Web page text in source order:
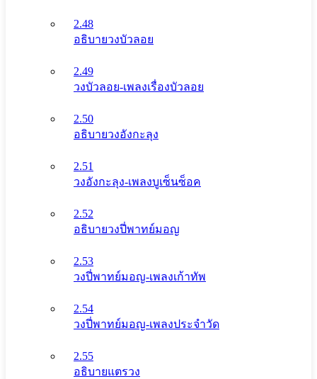
2.48
อธิบายวงบัวลอย
2.49
วงบัวลอย-เพลงเรื่องบัวลอย
2.50
อธิบายวงอังกะลุง
2.51
วงอังกะลุง-เพลงบูเซ็นซ็อค
2.52
อธิบายวงปี่พาทย์มอญ
2.53
วงปี่พาทย์มอญ-เพลงเก้าทัพ
2.54
วงปี่พาทย์มอญ-เพลงประจำวัด
2.55
อธิบายแตรวง